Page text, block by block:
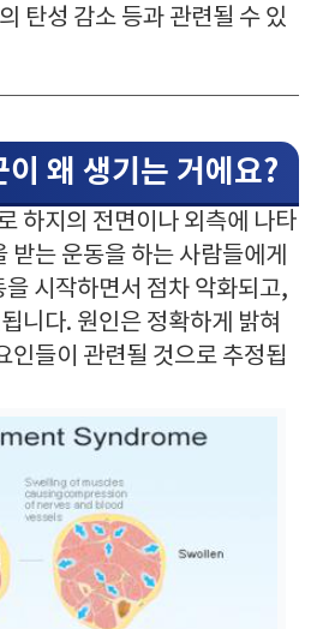
탄성 감소 등과 관련될 수 있
왜 생기는 거에요?
하지의 전면이나 외측에 나타
받는 운동을 하는 사람들에게
시작하면서 점차 악화되고,
니다. 원인은 정확하게 밝혀
인들이 관련될 것으로 추정됩